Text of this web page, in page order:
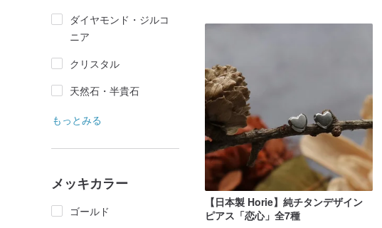
ダイヤモンド・ジルコ
ニア
クリスタル
天然石・半貴石
もっとみる
メッキカラー
ゴールド
【日本製 Horie】純チタンデザイン
ピアス「恋心」全7種